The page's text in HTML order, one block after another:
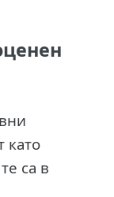
като
са в